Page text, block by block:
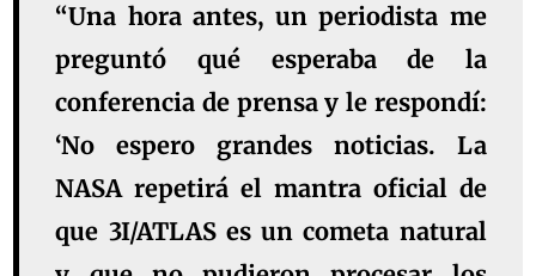
“Una hora antes, un periodista me
preguntó qué esperaba de la
conferencia de prensa y le respondí:
‘No espero grandes noticias. La
NASA repetirá el mantra oficial de
que 3I/ATLAS es un cometa natural